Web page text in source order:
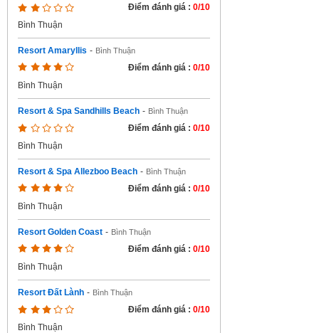
Điểm đánh giá : 0/10
Bình Thuận
Resort Amaryllis - Bình Thuận
Điểm đánh giá : 0/10
Bình Thuận
Resort & Spa Sandhills Beach - Bình Thuận
Điểm đánh giá : 0/10
Bình Thuận
Resort & Spa Allezboo Beach - Bình Thuận
Điểm đánh giá : 0/10
Bình Thuận
Resort Golden Coast - Bình Thuận
Điểm đánh giá : 0/10
Bình Thuận
Resort Đất Lành - Bình Thuận
Điểm đánh giá : 0/10
Bình Thuận